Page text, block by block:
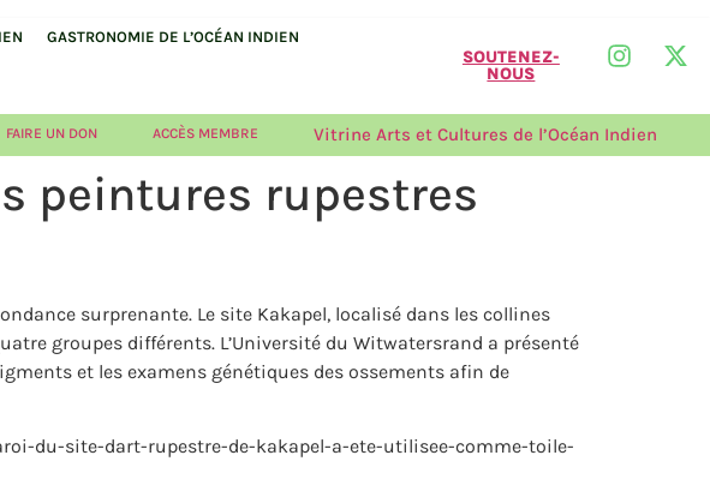
GASTRONOMIE DE L’OCÉAN INDIEN
SOUTENEZ-
NOUS
FAIRE UN DON ACCÈS MEMBRE Vitrine Arts et Cultures de l’Océan Indien
peintures rupestres
surprenante. Le site Kakapel, localisé dans les collines
groupes différents. L’Université du Witwatersrand a présenté
et les examens génétiques des ossements afin de
du-site-dart-rupestre-de-kakapel-a-ete-utilisee-comme-toile-